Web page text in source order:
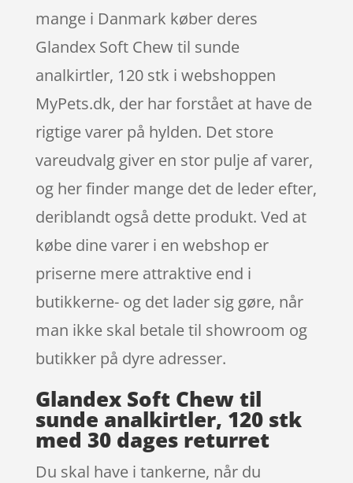
mange i Danmark køber deres
Glandex Soft Chew til sunde
analkirtler, 120 stk i webshoppen
MyPets.dk, der har forstået at have de
rigtige varer på hylden. Det store
vareudvalg giver en stor pulje af varer,
og her finder mange det de leder efter,
deriblandt også dette produkt. Ved at
købe dine varer i en webshop er
priserne mere attraktive end i
butikkerne- og det lader sig gøre, når
man ikke skal betale til showroom og
butikker på dyre adresser.
Glandex Soft Chew til
sunde analkirtler, 120 stk
med 30 dages returret
Du skal have i tankerne, når du